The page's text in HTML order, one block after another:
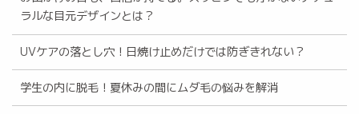
ラルな目元デザインとは？
UVケアの落とし穴！日焼け止めだけでは防ぎきれない？
学生の内に脱毛！夏休みの間にムダ毛の悩みを解消